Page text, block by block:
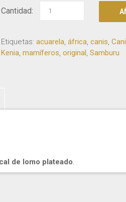
Cantidad:
Etiquetas: acuarela, áfrica, canis,
Kenia, mamíferos, original , Samburu
de lomo plateado.